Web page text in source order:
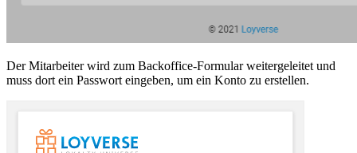
Der Mitarbeiter wird zum Backoffice-Formular weitergeleitet und
muss dort ein Passwort eingeben, um ein Konto zu erstellen.